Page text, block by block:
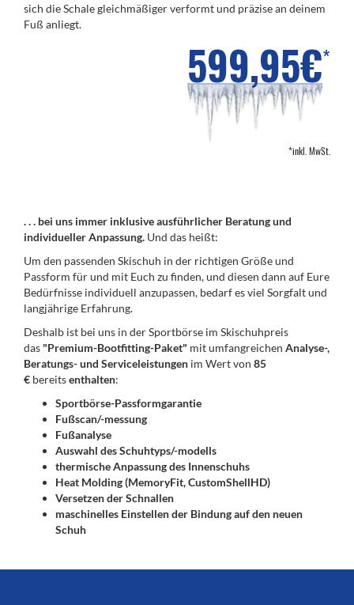
sich die Schale gleichmäßiger verformt und präzise an deinem
Fuß anliegt.
599,95€*
*inkl. MwSt.
. . . bei uns immer inklusive ausführlicher Beratung und
individueller Anpassung. Und das heißt:
Um den passenden Skischuh in der richtigen Größe und
Passform für und mit Euch zu finden, und diesen dann auf Eure
Bedürfnisse individuell anzupassen, bedarf es viel Sorgfalt und
langjährige Erfahrung.
Deshalb ist bei uns in der Sportbörse im Skischuhpreis
das "Premium-Bootfitting-Paket" mit umfangreichen Analyse-,
Beratungs- und Serviceleistungen im Wert von 85
€ bereitsenthalten:
Sportbörse-Passformgarantie
Fußscan/-messung
Fußanalyse
Auswahl des Schuhtyps/-modells
thermische Anpassung des Innenschuhs
Heat Molding (MemoryFit, CustomShellHD)
Versetzen der Schnallen
maschinelles Einstellen der Bindung auf den neuen
Schuh